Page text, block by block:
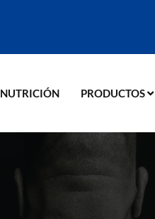
NUTRICIÓN PRODUCTOS